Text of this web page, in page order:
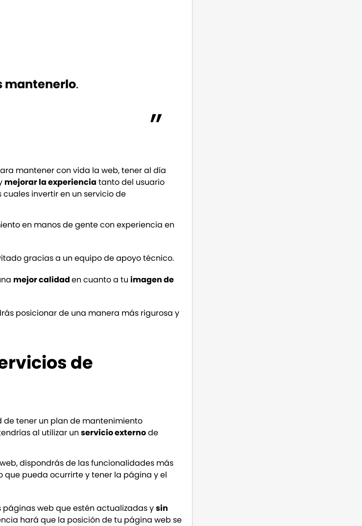
mantenerlo.
mantener con vida la web, tener al día
mejorar la experiencia tanto del usuario
invertir en un servicio de
en manos de gente con experiencia en
gracias a un equipo de apoyo técnico.
mejor calidaden cuanto a tuimagen de
posicionar de una manera más rigurosa y
de
de tener un plan de mantenimiento
al utilizar unservicio externode
dispondrás de las funcionalidades más
pueda ocurrirte y tener la página y el
páginas web que estén actualizadas ysin
hará que la posición de tu página web se